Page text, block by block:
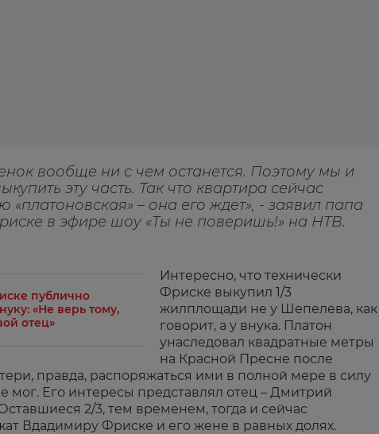
вообще ни с чем останется. Поэтому мы и
эту часть. Так что квартира сейчас
«платоновская» – она его ждет», - заявил папа
в эфире шоу «Ты не поверишь!» на НТВ.
публично
«Не верь тому,
отец»
Интересно, что технически
Фриске выкупил 1/3
жилплощади не у Шепелева, как
говорит, а у внука. Платон
унаследовал квадратные метры
на Красной Пресне после
правда, распоряжаться ими в полной мере в силу
мог. Его интересы представлял отец – Дмитрий
2/3, тем временем, тогда и сейчас
Вдадимиру Фриске и его жене в равных долях.